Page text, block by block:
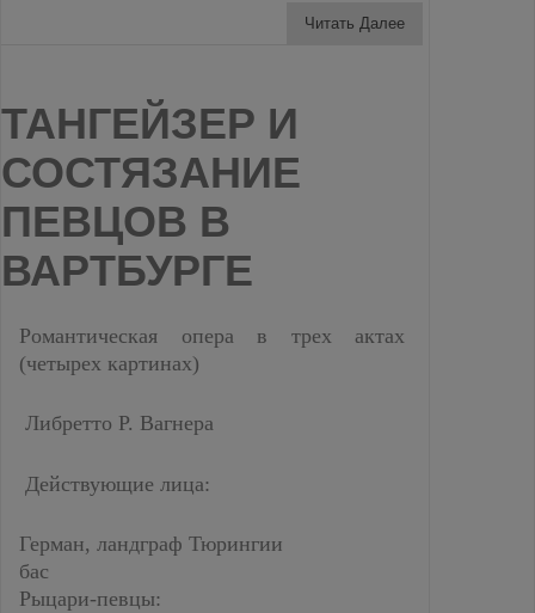
Читать Далее
ТАНГЕЙЗЕР И
СОСТЯЗАНИЕ
ПЕВЦОВ В
ВАРТБУРГЕ
Романтическая опера в трех актах
(четырех картинах)
Либретто Р. Вагнера
Действующие лица:
Герман, ландграф Тюрингии
бас
Рыцари-певцы: